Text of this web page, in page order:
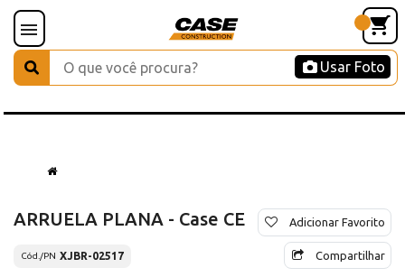
Usar Foto
ARRUELA PLANA - Case CE
Cód./PN XJBR-02517
Adicionar Favorito
Compartilhar